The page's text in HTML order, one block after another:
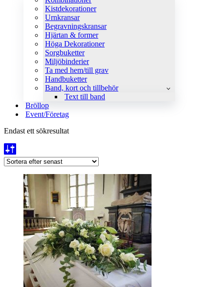
Kistdekorationer
Urnkransar
Begravningskransar
Hjärtan & former
Höga Dekorationer
Sorgbuketter
Miljöbinderier
Ta med hem/till grav
Handbuketter
Band, kort och tillbehör
Text till band
Bröllop
Event/Företag
Endast ett sökresultat